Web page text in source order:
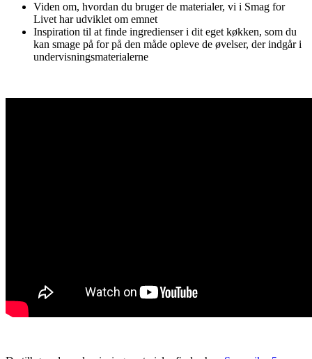
Viden om, hvordan du bruger de materialer, vi i Smag for
Livet har udviklet om emnet
Inspiration til at finde ingredienser i dit eget køkken, som du
kan smage på for på den måde opleve de øvelser, der indgår i
undervisningsmaterialerne